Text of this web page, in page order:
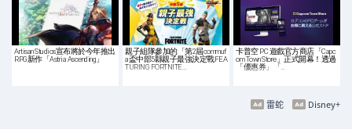
Artisan Studios宣布將於今年推出
RPG新作「Astria Ascending」
親子組隊參加的「第2屆commuf
a盃中部5縣親子最強決定戰FEA
TURING FORTNITE…
卡普空 PC 遊戲官方商店「Capc
om Town Store」正式開幕！透過
「優惠券」「…
Disney+
雷蛇